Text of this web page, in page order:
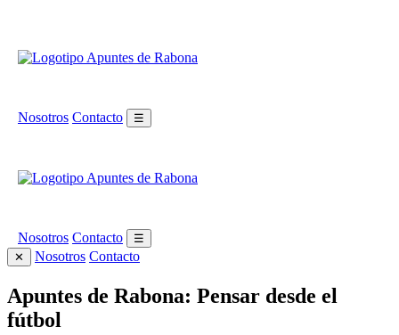
Nosotros Contacto ☰
Nosotros Contacto
☰
✕
Nosotros Contacto
Apuntes de Rabona: Pensar desde el
fútbol